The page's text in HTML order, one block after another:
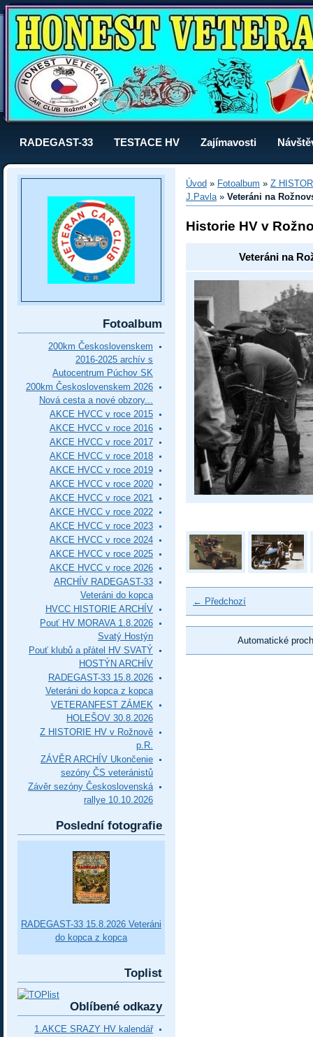
RADEGAST-33 TESTACE HV Zajímavosti
Úvod » Fotoalbum » Z
J.Pavla» Veteráni na
Historie HV v
Veteráni na
← Předchozí
Automatické
Fotoalbum
200km Československem
2016-2025 archív s
Autocentrum Púchov SK
200km Československem 2026
Nová cesta a nové obzory...
AKCE HVCC v roce 2015
AKCE HVCC v roce 2016
AKCE HVCC v roce 2017
AKCE HVCC v roce 2018
AKCE HVCC v roce 2019
AKCE HVCC v roce 2020
AKCE HVCC v roce 2021
AKCE HVCC v roce 2022
AKCE HVCC v roce 2023
AKCE HVCC v roce 2024
AKCE HVCC v roce 2025
AKCE HVCC v roce 2026
ARCHÍV RADEGAST-33
Veteráni do kopca
HVCC HISTORIE ARCHÍV
Pouť HV MORAVA 1.8.2026
Svatý Hostýn
Pouť klubů a přátel HV SVATÝ
HOSTÝN ARCHÍV
RADEGAST-33 15.8.2026
Veteráni do kopca z kopca
VETERANFEST ZÁMEK
HOLEŠOV 30.8.2026
Z HISTORIE HV v Rožnově
p.R.
ZÁVĚR ARCHÍV Ukončenie
sezóny ČS veteránistů
Závěr sezóny Československá
rallye 10.10.2026
Poslední fotografie
RADEGAST-33 15.8.2026 Veteráni
do kopca z kopca
Toplist
Oblíbené odkazy
1.AKCE SRAZY HV kalendář